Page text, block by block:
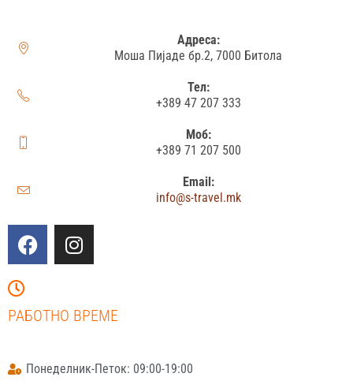
Адреса:
Моша Пијаде бр.2, 7000 Битола
Тел:
+389 47 207 333
Моб:
+389 71 207 500
Email:
info@s-travel.mk
РАБОТНО ВРЕМЕ
Понеделник-Петок: 09:00-19:00